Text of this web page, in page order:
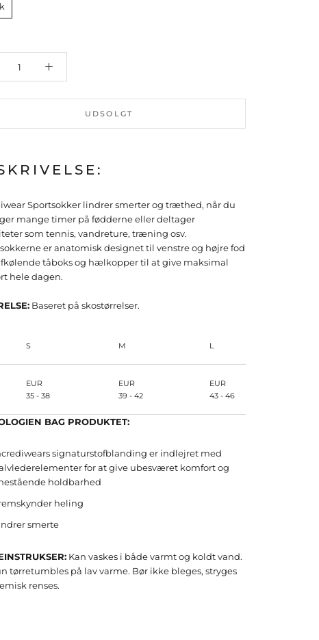
UDSOLGT
Sportsokker lindrer smerter og træthed, når du
mange timer på fødderne eller deltager
som tennis, vandreture, træning osv.
er anatomisk designet til venstre og højre fod
tåboks og hælkopper til at give maksimal
hele dagen.
Baseret på skostørrelser.
S M L
EUR
35 - 38
EUR
39 - 42
EUR
43 - 46
BAG PRODUKTET:
signaturstofblanding er indlejret med
for at give ubesværet komfort og
holdbarhed
heling
smerte
Kan vaskes i både varmt og koldt vand.
tørretumbles på lav varme. Bør ikke bleges, stryges
renses.